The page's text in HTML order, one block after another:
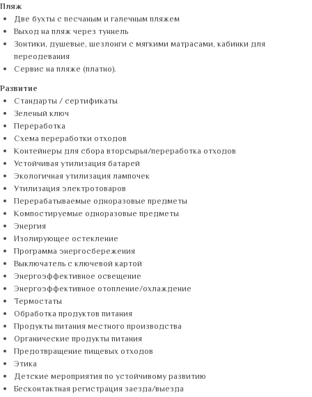
Пляж
Две бухты с песчаным и галечным пляжем
Выход на пляж через туннель
Зонтики, душевые, шезлонги с мягкими матрасами, кабинки для
переодевания
Сервис на пляже (платно).
Развитие
Стандарты / сертификаты
Зеленый ключ
Переработка
Схема переработки отходов
Контейнеры для сбора вторсырья/переработка отходов
Устойчивая утилизация батарей
Экологичная утилизация лампочек
Утилизация электротоваров
Перерабатываемые одноразовые предметы
Компостируемые одноразовые предметы
Энергия
Изолирующее остекление
Программа энергосбережения
Выключатель с ключевой картой
Энергоэффективное освещение
Энергоэффективное отопление/охлаждение
Термостаты
Обработка продуктов питания
Продукты питания местного производства
Органические продукты питания
Предотвращение пищевых отходов
Этика
Детские мероприятия по устойчивому развитию
Бесконтактная регистрация заезда/выезда